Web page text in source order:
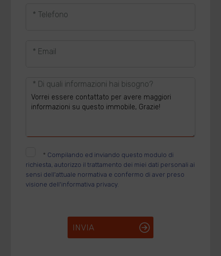
* Telefono
* Email
* Di quali informazioni hai bisogno?
* Compilando ed inviando questo modulo di
richiesta, autorizzo il trattamento dei miei dati personali ai
sensi dell'attuale normativa e confermo di aver preso
visione dell'informativa privacy.
INVIA